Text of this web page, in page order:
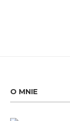
O MNIE